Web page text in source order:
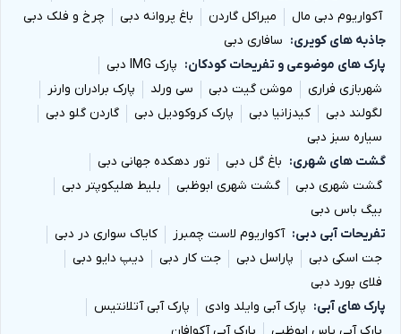
آکواریوم دبی مال
میراکل گاردن باغ پروانه دبی
چرخ و فلک دبی
جاذبه های کویری
سافاری دبی
پارک های موضوعی و تفریحات کودکان
پارک IMG دبی
شهربازی فراری
موشن گیت دبی سی ورلد
پارک برادران وارنر
لگولند دبی
کیدزانیا دبی پارک کروکودیل دبی
گاردن گلو دبی
سیاره سبز دبی
گشت های شهری
باغ گل دبی
تور دهکده جهانی دبی
گشت شهری دبی
گشت شهری ابوظبی
بلیط هلیکوپتر دبی
بیگ باس دبی
تفریحات آبی دبی
آکواریوم لاست چمبرز
کایاک سواری در دبی
جت اسکی دبی
پاراسل دبی جت کار دبی
دیپ دایو دبی
فلای بورد دبی
پارک های آبی
پارک آبی وایلد وادی
پارک آبی آتلانتیس
پارک آبی یاس ابوظبی
پارک آبی آکوافان